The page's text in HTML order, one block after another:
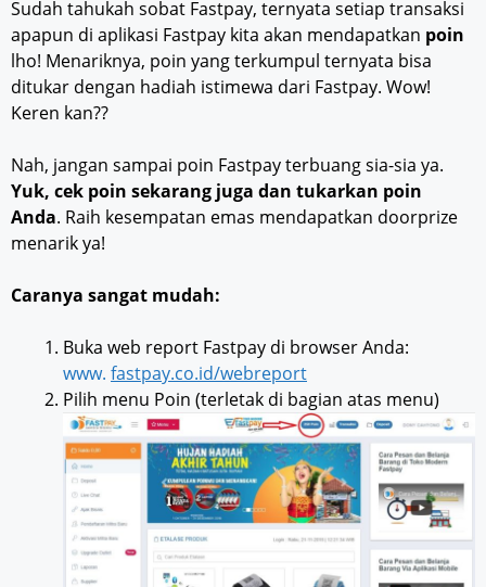
Sudah tahukah sobat Fastpay, ternyata setiap transaksi
apapun di aplikasi Fastpay kita akan mendapatkan poin
lho! Menariknya, poin yang terkumpul ternyata bisa
ditukar dengan hadiah istimewa dari Fastpay. Wow!
Keren kan??
Nah, jangan sampai poin Fastpay terbuang sia-sia ya.
Yuk, cek poin sekarang juga dan tukarkan poin
Anda. Raih kesempatan emas mendapatkan doorprize
menarik ya!
Caranya sangat mudah:
Buka web report Fastpay di browser Anda:
www. fastpay.co.id/webreport
Pilih menu Poin (terletak di bagian atas menu)